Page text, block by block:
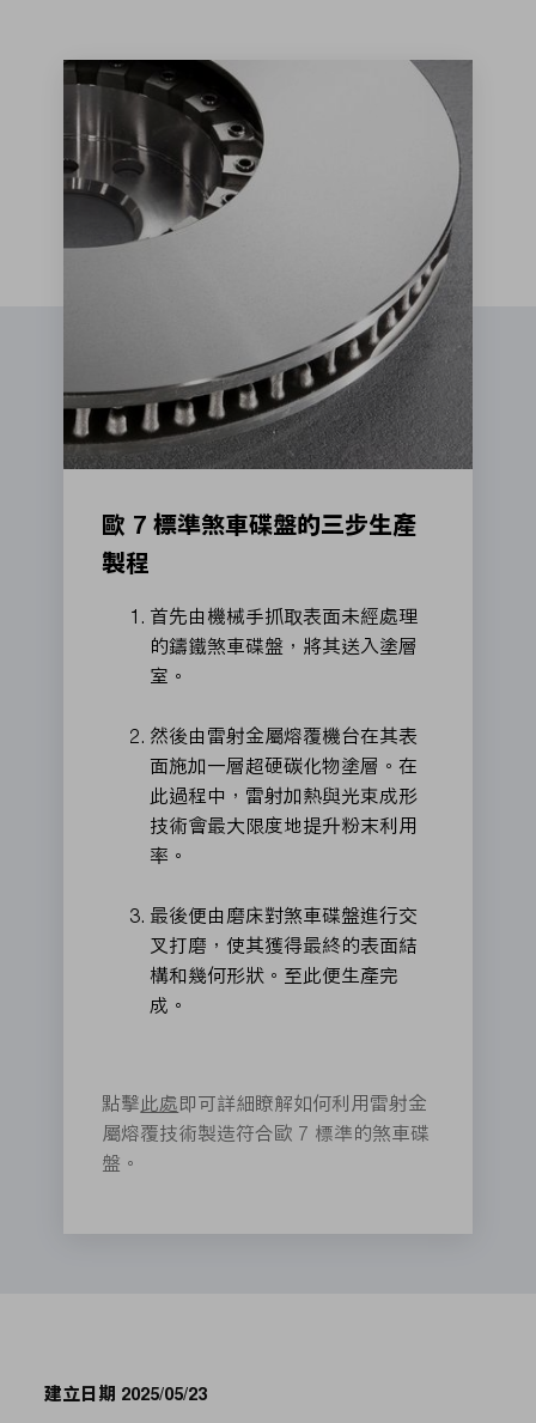
歐 7 標準煞車碟盤的三步生產
製程
首先由機械手抓取表面未經處理
的鑄鐵煞車碟盤，將其送入塗層
室。
然後由雷射金屬熔覆機台在其表
面施加一層超硬碳化物塗層。在
此過程中，雷射加熱與光束成形
技術會最大限度地提升粉末利用
率。
最後便由磨床對煞車碟盤進行交
叉打磨，使其獲得最終的表面結
構和幾何形狀。至此便生產完
成。
點擊此處即可詳細瞭解如何利用雷射金
屬熔覆技術製造符合歐 7 標準的煞車碟
盤。
建立日期 2025/05/23